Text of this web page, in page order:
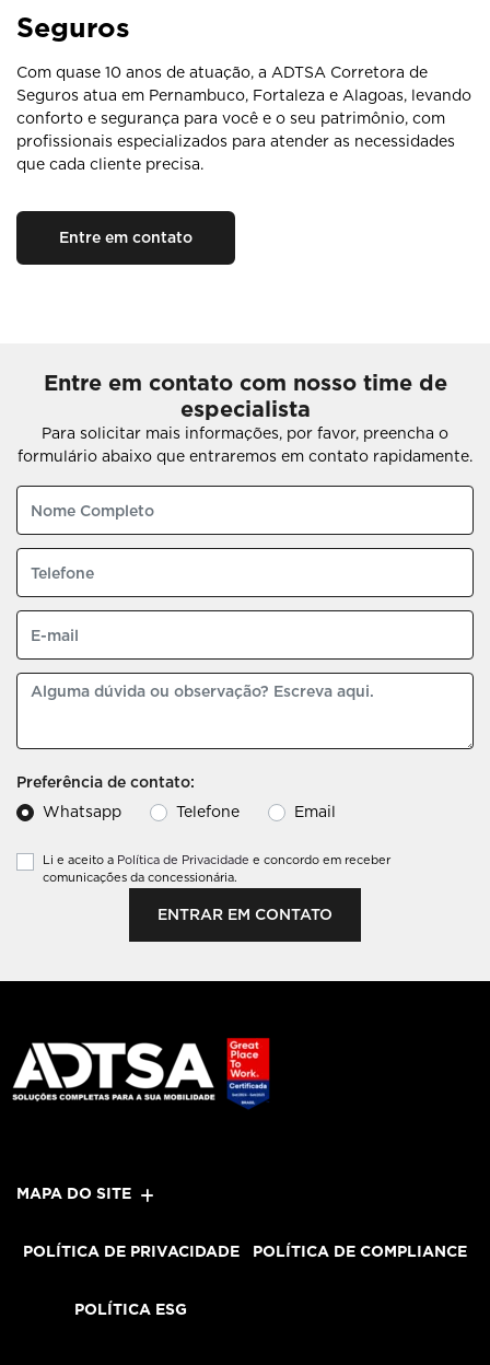
Seguros
Com quase 10 anos de atuação, a ADTSA Corretora de
Seguros atua em Pernambuco, Fortaleza e Alagoas, levando
conforto e segurança para você e o seu patrimônio, com
profissionais especializados para atender as necessidades
que cada cliente precisa.
Entre em contato
Entre em contato com nosso time de
especialista
Para solicitar mais informações, por favor, preencha o
formulário abaixo que entraremos em contato rapidamente.
Preferência de contato:
Whatsapp
Telefone Email
Li e aceito a Política de Privacidade e concordo em receber
comunicações da concessionária.
ENTRAR EM CONTATO
MAPA DO SITE
POLÍTICA DE PRIVACIDADE POLÍTICA DE COMPLIANCE
POLÍTICA ESG